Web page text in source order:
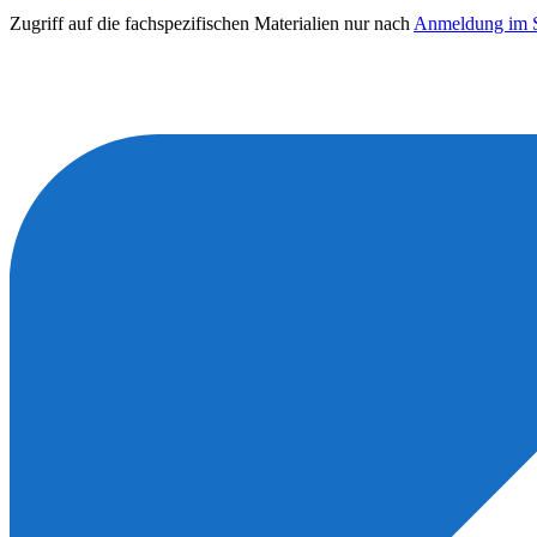
Zugriff auf die fachspezifischen Materialien nur nach Anmeldung im